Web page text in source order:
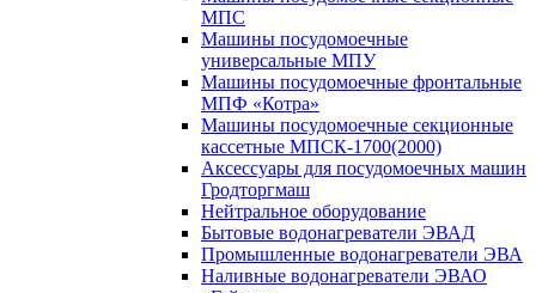
МПС
Машины посудомоечные
универсальные МПУ
Машины посудомоечные фронтальные
МПФ «Котра»
Машины посудомоечные секционные
кассетные МПСК-1700(2000)
Аксессуары для посудомоечных машин
Гродторгмаш
Нейтральное оборудование
Бытовые водонагреватели ЭВАД
Промышленные водонагреватели ЭВА
Наливные водонагреватели ЭВАО